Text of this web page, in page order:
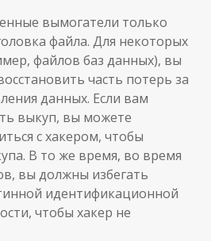
вымогатели только
файла. Для некоторых
файлов баз данных), вы
часть потерь за
данных. Если вам
выкуп, вы можете
с хакером, чтобы
В то же время, во время
вы должны избегать
идентификационной
чтобы хакер не